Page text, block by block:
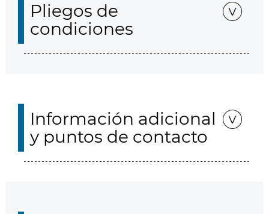
Pliegos de
condiciones
Información adicional
y puntos de contacto